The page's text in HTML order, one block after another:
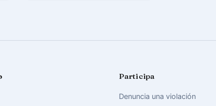
Participa
Denuncia una violación